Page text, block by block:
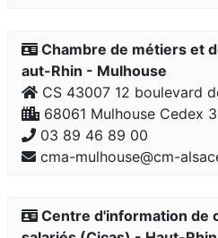
Chambre de métiers et
aut-Rhin - Mulhouse
CS 43007 12 boulevard
68061 Mulhouse Cedex 3
03 89 46 89 00
cma-mulhouse@cm-
Centre d'information de